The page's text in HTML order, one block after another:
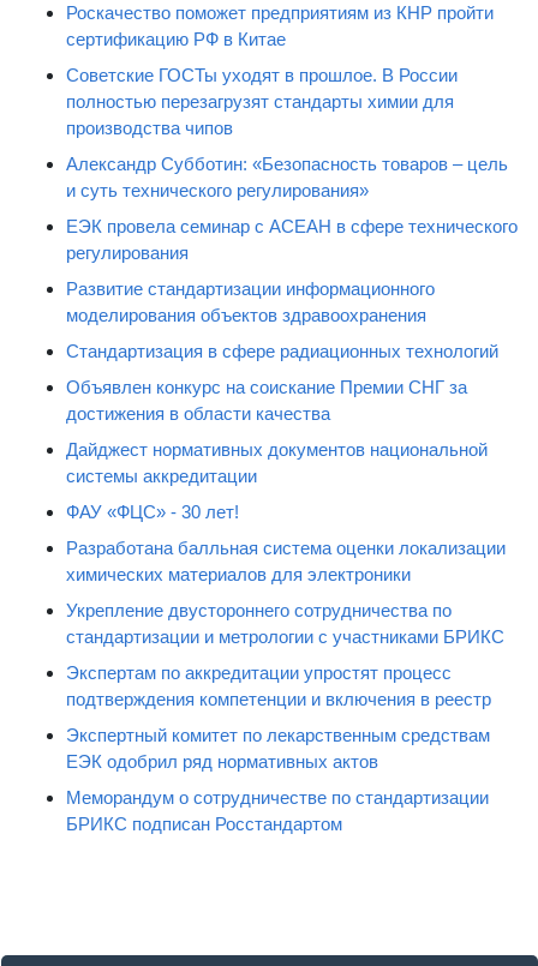
Роскачество поможет предприятиям из КНР пройти
сертификацию РФ в Китае
Советские ГОСТы уходят в прошлое. В России
полностью перезагрузят стандарты химии для
производства чипов
Александр Субботин: «Безопасность товаров – цель
и суть технического регулирования»
ЕЭК провела семинар с АСЕАН в сфере технического
регулирования
Развитие стандартизации информационного
моделирования объектов здравоохранения
Стандартизация в сфере радиационных технологий
Объявлен конкурс на соискание Премии СНГ за
достижения в области качества
Дайджест нормативных документов национальной
системы аккредитации
ФАУ «ФЦС» - 30 лет!
Разработана балльная система оценки локализации
химических материалов для электроники
Укрепление двустороннего сотрудничества по
стандартизации и метрологии с участниками БРИКС
Экспертам по аккредитации упростят процесс
подтверждения компетенции и включения в реестр
Экспертный комитет по лекарственным средствам
ЕЭК одобрил ряд нормативных актов
Меморандум о сотрудничестве по стандартизации
БРИКС подписан Росстандартом